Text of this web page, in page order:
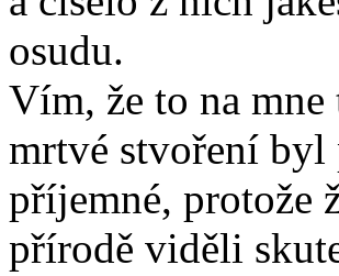
osudu.
Vím, že to na
mrtvé stvoření byl
příjemné, protože
přírodě viděli